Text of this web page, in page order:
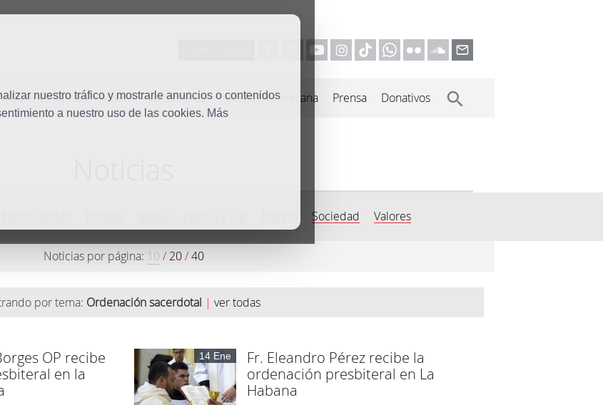
nuestro tráfico y mostrarle anuncios o contenidos
a nuestro uso de las cookies. Más
Quiénes somos Misión Vocaciones Familia Dominicana Prensa Donativos
Sociedad Valores
Noticias por página: 10 /20 /40
por tema: Ordenación sacerdotal | ver todas
OP recibe
en la
14 Ene
Fr. Eleandro Pérez recibe la
ordenación presbiteral en La
Habana